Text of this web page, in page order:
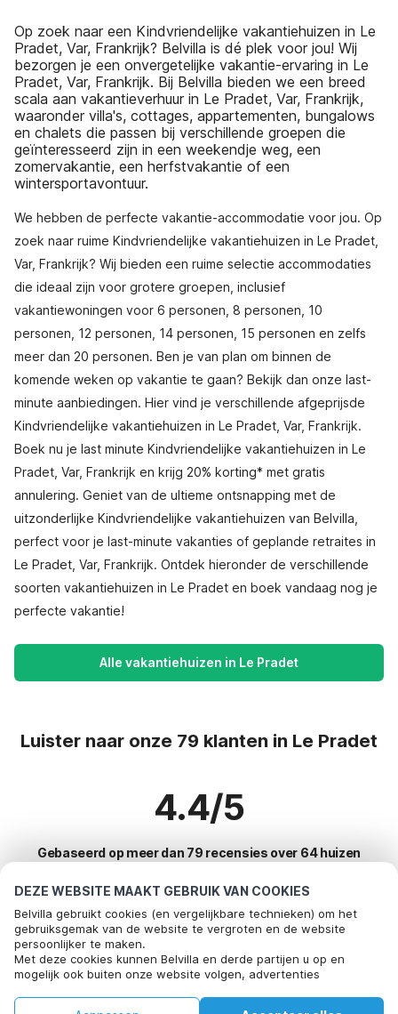
DEZE WEBSITE MAAKT GEBRUIK VAN COOKIES
Belvilla gebruikt cookies (en vergelijkbare technieken) om het
gebruiksgemak van de website te vergroten en de website
persoonlijker te maken.
Met deze cookies kunnen Belvilla en derde partijen u op en
mogelijk ook buiten onze website volgen, advertenties
social media.
Op zoek naar een Kindvriendelijke vakantiehuizen in Le
Pradet, Var, Frankrijk? Belvilla is dé plek voor jou! Wij
bezorgen je een onvergetelijke vakantie-ervaring in Le
Pradet, Var, Frankrijk. Bij Belvilla bieden we een breed
scala aan vakantieverhuur in Le Pradet, Var, Frankrijk,
waaronder villa's, cottages, appartementen, bungalows
en chalets die passen bij verschillende groepen die
geïnteresseerd zijn in een weekendje weg, een
zomervakantie, een herfstvakantie of een
wintersportavontuur.
We hebben de perfecte vakantie-accommodatie voor jou. Op
zoek naar ruime Kindvriendelijke vakantiehuizen in Le Pradet,
Var, Frankrijk? Wij bieden een ruime selectie accommodaties
die ideaal zijn voor grotere groepen, inclusief
vakantiewoningen voor 6 personen, 8 personen, 10
personen, 12 personen, 14 personen, 15 personen en zelfs
meer dan 20 personen. Ben je van plan om binnen de
komende weken op vakantie te gaan? Bekijk dan onze last-
minute aanbiedingen. Hier vind je verschillende afgeprijsde
Kindvriendelijke vakantiehuizen in Le Pradet, Var, Frankrijk.
Boek nu je last minute Kindvriendelijke vakantiehuizen in Le
Pradet, Var, Frankrijk en krijg 20% korting* met gratis
annulering. Geniet van de ultieme ontsnapping met de
uitzonderlijke Kindvriendelijke vakantiehuizen van Belvilla,
perfect voor je last-minute vakanties of geplande retraites in
Le Pradet, Var, Frankrijk. Ontdek hieronder de verschillende
soorten vakantiehuizen in Le Pradet en boek vandaag nog je
perfecte vakantie!
Alle vakantiehuizen in Le Pradet
Luister naar onze 79 klanten in Le Pradet
4.4/5
Gebaseerd op meer dan 79 recensies over 64 huizen
Meest populaire bestemmingen voor
vakantie
Top steden met top voorzieningen voor vakantie
Kindvriendelijke vakantiehuizen bayeux
Bel om te boeken